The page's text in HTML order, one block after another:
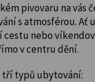
pivovaru na vás
s atmosférou. Ať
cestu nebo
v centru dění.
tří typů ubytování: